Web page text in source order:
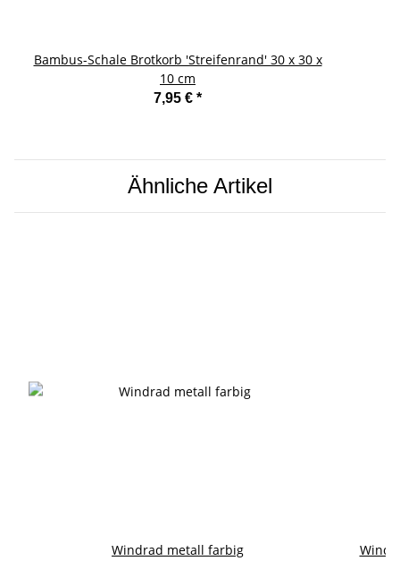
Bambus-Schale Brotkorb 'Streifenrand' 30 x 30 x
10 cm
7,95 € *
Ähnliche Artikel
Windrad metall farbig